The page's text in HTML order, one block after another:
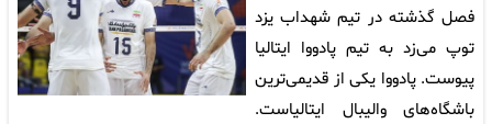
فصل گذشته در تیم شهداب یزد
توپ می‌زد به تیم پادووا ایتالیا
پیوست. پادووا یکی از قدیمی‌ترین
باشگاه‌های والیبال ایتالیاست.